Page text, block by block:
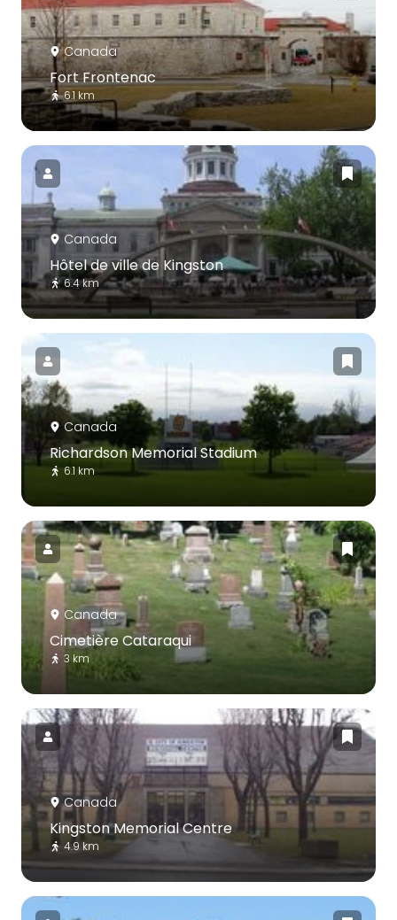
Canada
Fort Frontenac
6.1 km
Canada
Hôtel de ville de Kingston
6.4 km
Canada
Richardson Memorial Stadium
6.1 km
Canada
Cimetière Cataraqui
3 km
Canada
Kingston Memorial Centre
4.9 km